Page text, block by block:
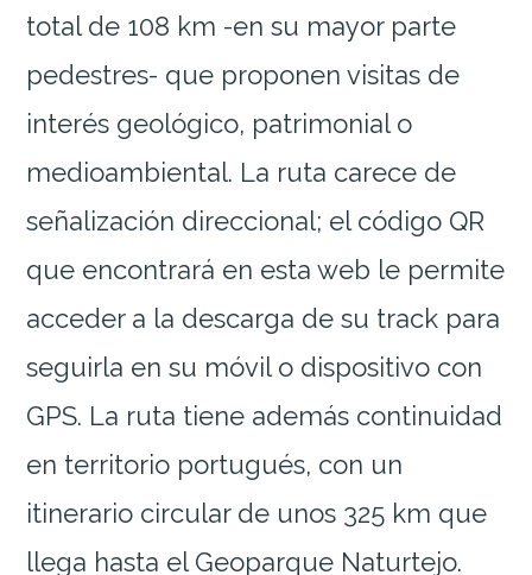
total de 108 km -en su mayor parte
pedestres- que proponen visitas de
interés geológico, patrimonial o
medioambiental. La ruta carece de
señalización direccional; el código QR
que encontrará en esta web le permite
acceder a la descarga de su track para
seguirla en su móvil o dispositivo con
GPS. La ruta tiene además continuidad
en territorio portugués, con un
itinerario circular de unos 325 km que
llega hasta el Geoparque Naturtejo.